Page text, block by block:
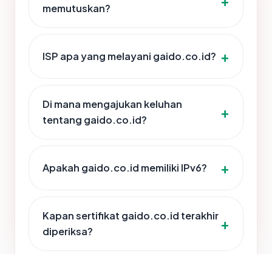
memutuskan?
ISP apa yang melayani gaido.co.id?
Di mana mengajukan keluhan
tentang gaido.co.id?
Apakah gaido.co.id memiliki IPv6?
Kapan sertifikat gaido.co.id terakhir
diperiksa?